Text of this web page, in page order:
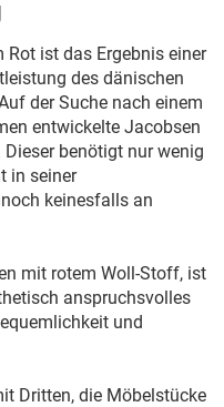
ist das Ergebnis einer
des dänischen
der Suche nach einem
entwickelte Jacobsen
benötigt nur wenig
in seiner
keinesfalls an
mit rotem Woll-Stoff, ist
anspruchsvolles
und
Dritten, die Möbelstücke